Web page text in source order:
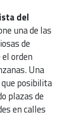
del
una de las
de
orden
Una
posibilita
plazas de
en calles